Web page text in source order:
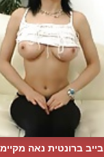
בייב ברונטית נאה